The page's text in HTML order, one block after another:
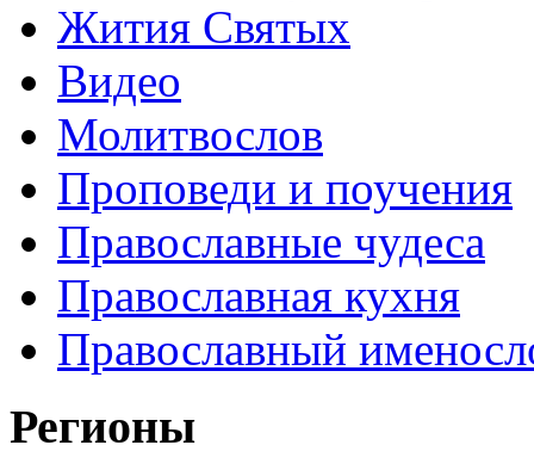
Жития Святых
Видео
Молитвослов
Проповеди и поучения
Православные чудеса
Православная кухня
Православный
Регионы